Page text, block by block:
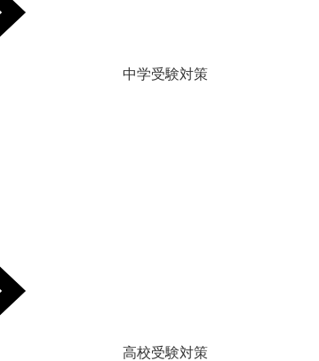
中学受験対策
高校受験対策